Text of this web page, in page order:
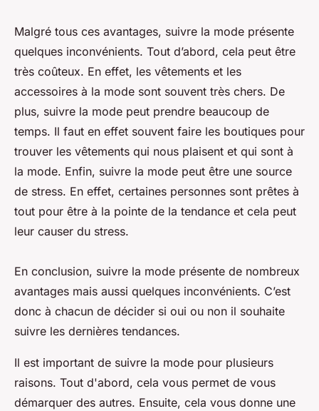
Malgré tous ces avantages, suivre la mode présente
quelques inconvénients. Tout d’abord, cela peut être
très coûteux. En effet, les vêtements et les
accessoires à la mode sont souvent très chers. De
plus, suivre la mode peut prendre beaucoup de
temps. Il faut en effet souvent faire les boutiques pour
trouver les vêtements qui nous plaisent et qui sont à
la mode. Enfin, suivre la mode peut être une source
de stress. En effet, certaines personnes sont prêtes à
tout pour être à la pointe de la tendance et cela peut
leur causer du stress.
En conclusion, suivre la mode présente de nombreux
avantages mais aussi quelques inconvénients. C’est
donc à chacun de décider si oui ou non il souhaite
suivre les dernières tendances.
Il est important de suivre la mode pour plusieurs
raisons. Tout d'abord, cela vous permet de vous
démarquer des autres. Ensuite, cela vous donne une